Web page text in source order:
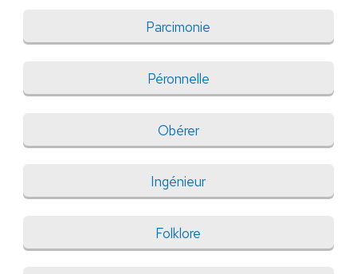
Parcimonie
Péronnelle
Obérer
Ingénieur
Folklore